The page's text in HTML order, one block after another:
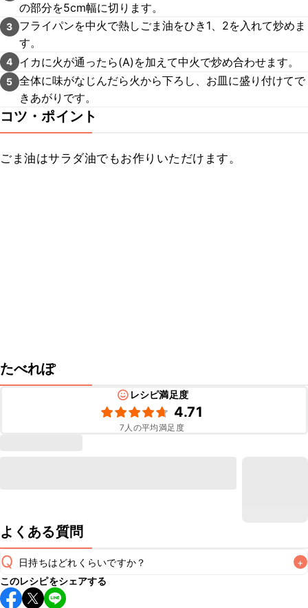
の部分を5cm幅に切ります。
3
フライパンを中火で熱しごま油をひき1、2を入れて炒めま
す。
4 イカに火が通ったら(A)を加えて中火で炒め合わせます。
5 全体に味がなじんだら火から下ろし、お皿に盛り付けてで
きあがりです。
コツ・ポイント
ごま油はサラダ油でもお作りいただけます。
たべれぽ
レシピ満足度
4.71
7 人の平均満足度
よくある質問
Q 日持ちはどれくらいですか？ +
保存期間は冷蔵で翌日中が目安です。なるべくお早めにお召
このレシピをシェアする